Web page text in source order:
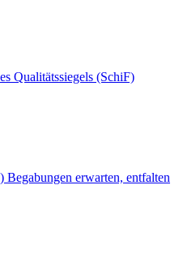
Qualitätssiegels (SchiF)
erwarten, entfalten